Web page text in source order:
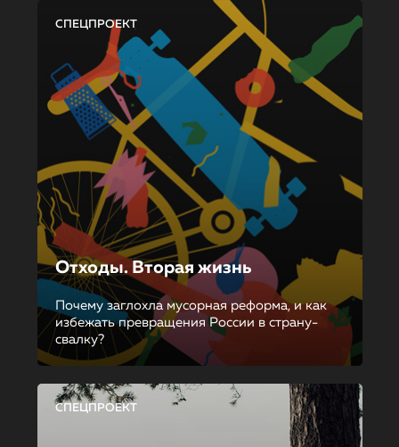
СПЕЦПРОЕКТ
Отходы. Вторая жизнь
Почему заглохла мусорная реформа, и как
избежать превращения России в страну-
свалку?
СПЕЦПРОЕКТ